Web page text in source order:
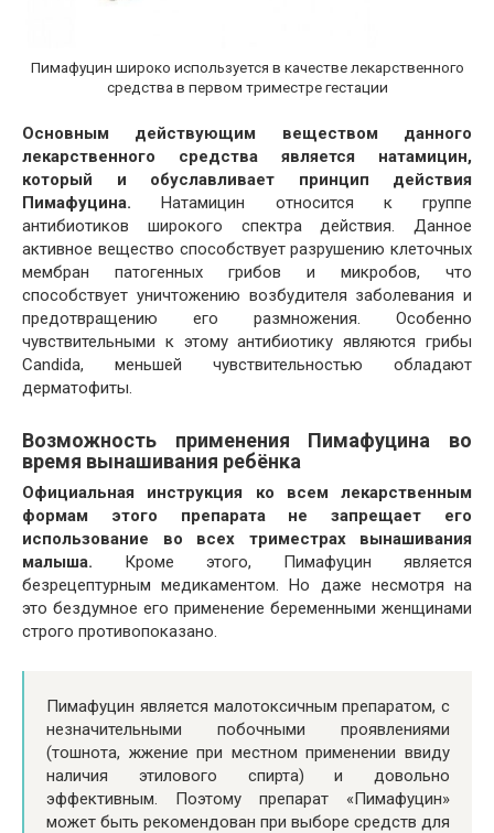
Пимафуцин широко используется в качестве лекарственного
средства в первом триместре гестации
Основным действующим веществом данного
лекарственного средства является натамицин,
который и обуславливает принцип действия
Пимафуцина. Натамицин относится к группе
антибиотиков широкого спектра действия. Данное
активное вещество способствует разрушению клеточных
мембран патогенных грибов и микробов, что
способствует уничтожению возбудителя заболевания и
предотвращению его размножения. Особенно
чувствительными к этому антибиотику являются грибы
Candida, меньшей чувствительностью обладают
дерматофиты.
Возможность применения Пимафуцина во
время вынашивания ребёнка
Официальная инструкция ко всем лекарственным
формам этого препарата не запрещает его
использование во всех триместрах вынашивания
малыша. Кроме этого, Пимафуцин является
безрецептурным медикаментом. Но даже несмотря на
это бездумное его применение беременными женщинами
строго противопоказано.
Пимафуцин является малотоксичным препаратом, с
незначительными побочными проявлениями
(тошнота, жжение при местном применении ввиду
наличия этилового спирта) и довольно
эффективным. Поэтому препарат «Пимафуцин»
может быть рекомендован при выборе средств для